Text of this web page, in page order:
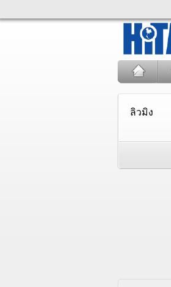
ลิวมิง